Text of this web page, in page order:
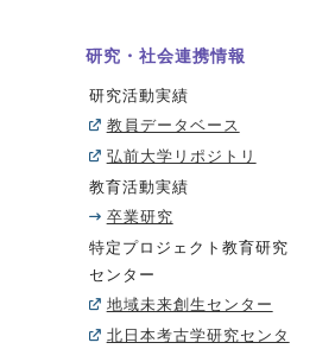
研究・社会連携情報
研究活動実績
教員データベース
弘前大学リポジトリ
教育活動実績
卒業研究
特定プロジェクト教育研究
センター
地域未来創生センター
北日本考古学研究センタ